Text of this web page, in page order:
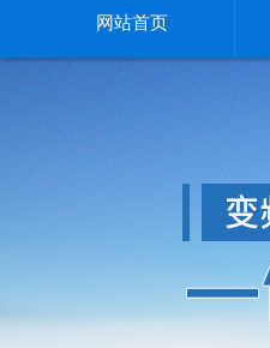
网站首页